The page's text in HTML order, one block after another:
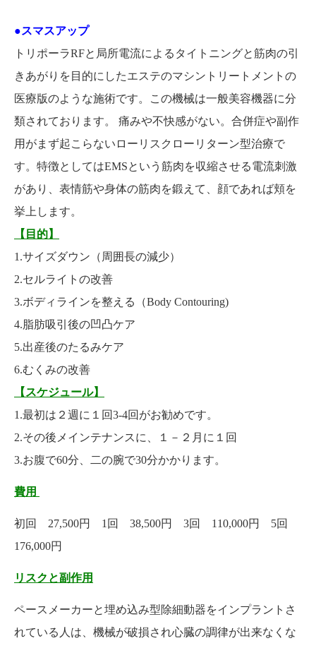
●スマスアップ
トリポーラRFと局所電流によるタイトニングと筋肉の引
きあがりを目的にしたエステのマシントリートメントの
医療版のような施術です。この機械は一般美容機器に分
類されております。 痛みや不快感がない。合併症や副作
用がまず起こらないローリスクローリターン型治療で
す。特徴としてはEMSという筋肉を収縮させる電流刺激
があり、表情筋や身体の筋肉を鍛えて、顔であれば頬を
挙上します。
【目的】
1.サイズダウン（周囲長の減少）
2.セルライトの改善
3.ボディラインを整える（Body Contouring)
4.脂肪吸引後の凹凸ケア
5.出産後のたるみケア
6.むくみの改善
【スケジュール】
1.最初は２週に１回3-4回がお勧めです。
2.その後メインテナンスに、１－２月に１回
3.お腹で60分、二の腕で30分かかります。
費用
初回 27,500円 1回 38,500円 3回 110,000円 5回
176,000円
リスクと副作用
ペースメーカーと埋め込み型除細動器をインプラントさ
れている人は、機械が破損され心臓の調律が出来なくな